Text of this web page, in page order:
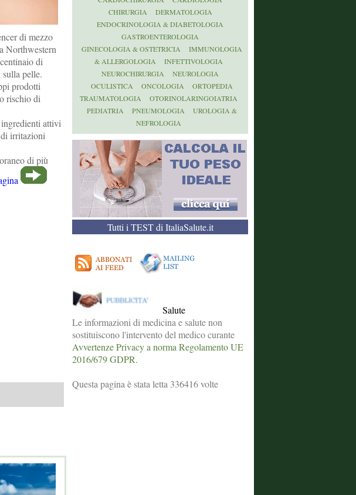
di mezzo
Northwestern
di
pelle.
prodotti
rischio di
attivi
irritazioni
di più
CHIRURGIA
DERMATOLOGIA
ENDOCRINOLOGIA & DIABETOLOGIA
GASTROENTEROLOGIA
GINECOLOGIA & OSTETRICIA
IMMUNOLOGIA
& ALLERGOLOGIA
INFETTIVOLOGIA
NEUROCHIRURGIA
NEUROLOGIA
OCULISTICA
ONCOLOGIA
ORTOPEDIA
TRAUMATOLOGIA
OTORINOLARINGOIATRIA
PEDIATRIA
PNEUMOLOGIA
UROLOGIA &
NEFROLOGIA
Tutti i TEST di ItaliaSalute.it
Salute
Le informazioni di medicina e salute non
sostituiscono l'intervento del medico curante
Avvertenze Privacy a norma Regolamento UE
2016/679 GDPR.
Questa pagina è stata letta 336416 volte